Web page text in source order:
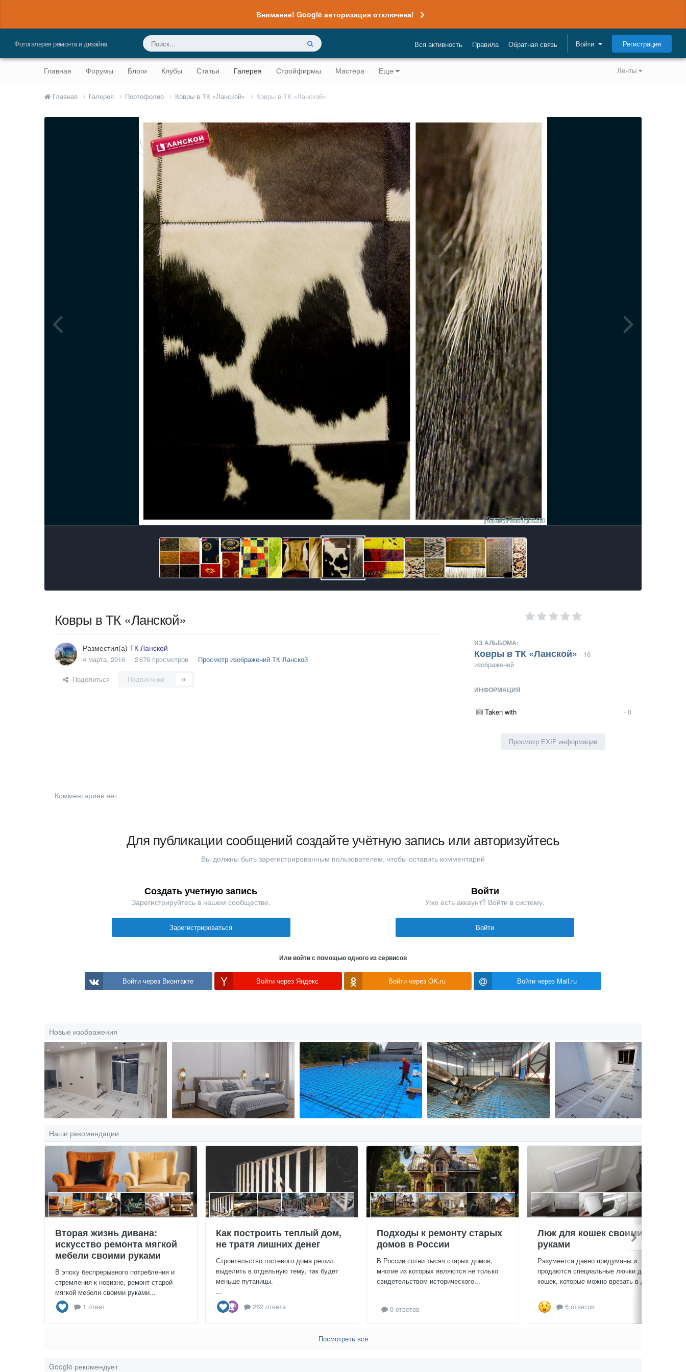
Внимание! Google авторизация отключена!
Фотогалерея ремонта и дизайна Вся активность Правила Обратная связь Войти Регистрация
Ленты
Главная Форумы Блоги Клубы Статьи Галерея Стройфирмы Мастера Еще
Главная Галерея Портофолио Ковры в ТК «Ланской» Ковры в ТК «Ланской»
Ковры в ТК «Ланской»
Разместил(а) ТК Ланской
4 марта, 2016 2 676 просмотров Просмотр изображений ТК Ланской
Поделиться Подписчики 0
ИЗ АЛЬБОМА:
Ковры в ТК «Ланской» · 16
изображений
ИНФОРМАЦИЯ
Taken with - 0
Просмотр EXIF информации
Комментариев нет
Для публикации сообщений создайте учётную запись или авторизуйтесь
Вы должны быть зарегистрированным пользователем, чтобы оставить комментарий
Создать учетную запись
Зарегистрируйтесь в нашем сообществе.
Зарегистрироваться
Войти
Уже есть аккаунт? Войти в систему.
Войти
Или войти с помощью одного из сервисов
Войти через Вконтакте Войти через Яндекс Войти через OK.ru Войти через Mail.ru
Новые изображения
Наши рекомендации
Вторая жизнь дивана:
искусство ремонта мягкой
мебели своими руками
В эпоху беспрерывного потребления и
стремления к новизне, ремонт старой
мягкой мебели своими руками...
1 ответ
Как построить теплый дом,
не тратя лишних денег
Строительство гостевого дома решил
выделить в отдельную тему, так будет
меньше путаницы.
...
262 ответа
Подходы к ремонту старых
домов в России
В России сотни тысяч старых домов,
многие из которых являются не только
свидетельством исторического...
0 ответов
Люк для кошек своими
руками
Разумеется давно придуманы и
продаются специальные лючки для
кошек, которые можно врезать в дверь...
6 ответов
Посмотреть всё
Google рекомендует